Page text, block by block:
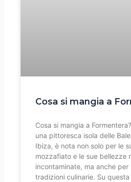
Cosa si mangia a
Cosa si mangia a
una pittoresca isola delle
Ibiza, è nota non solo per le
mozzafiato e le sue bellezze
incontaminate, ma anche per
tradizioni culinarie. Su